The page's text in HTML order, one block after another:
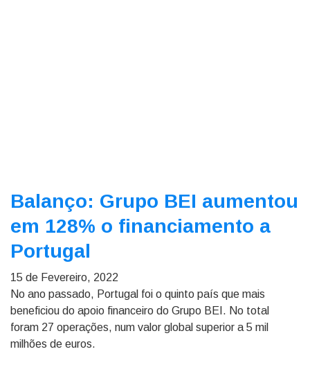
Balanço: Grupo BEI aumentou
em 128% o financiamento a
Portugal
15 de Fevereiro, 2022
No ano passado, Portugal foi o quinto país que mais
beneficiou do apoio financeiro do Grupo BEI. No total
foram 27 operações, num valor global superior a 5 mil
milhões de euros.